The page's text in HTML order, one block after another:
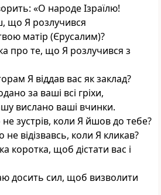
«О народе Ізраїлю!
що Я розлучився
матір (Єрусалим)?
про те, що Я розлучився з
Я віддав вас як заклад?
за ваші всі гріхи,
вислано ваші вчинки.
зустрів, коли Я йшов до тебе?
не відізвавсь, коли Я кликав?
коротка, щоб дістати вас і
досить сил, щоб визволити